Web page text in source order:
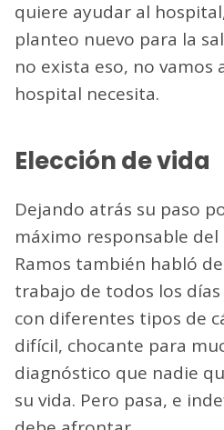
quiere ayudar al
planteo nuevo para la
no exista eso, no vamos
hospital necesita.
Elección de vida
Dejando atrás su paso
máximo responsable
Ramos también habló
trabajo de todos los
con diferentes tipos de
difícil, chocante para
diagnóstico que nadie
su vida. Pero pasa, e